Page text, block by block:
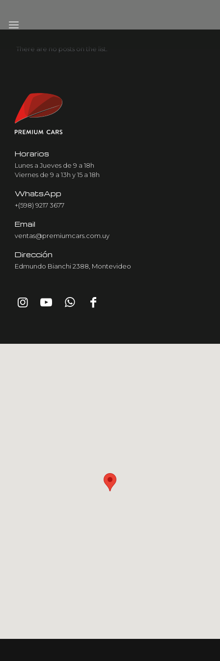
There are no posts on the list.
Horarios
Lunes a Jueves de 9 a 18h
Viernes de 9 a 13h y 15 a 18h
WhatsApp
+(598) 9217 3677
Email
ventas@premiumcars.com.uy
Dirección
Edmundo Bianchi 2388, Montevideo